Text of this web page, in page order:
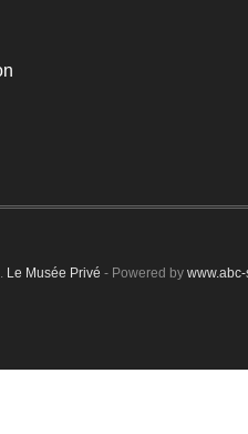
Le Musée Privé - Powered by